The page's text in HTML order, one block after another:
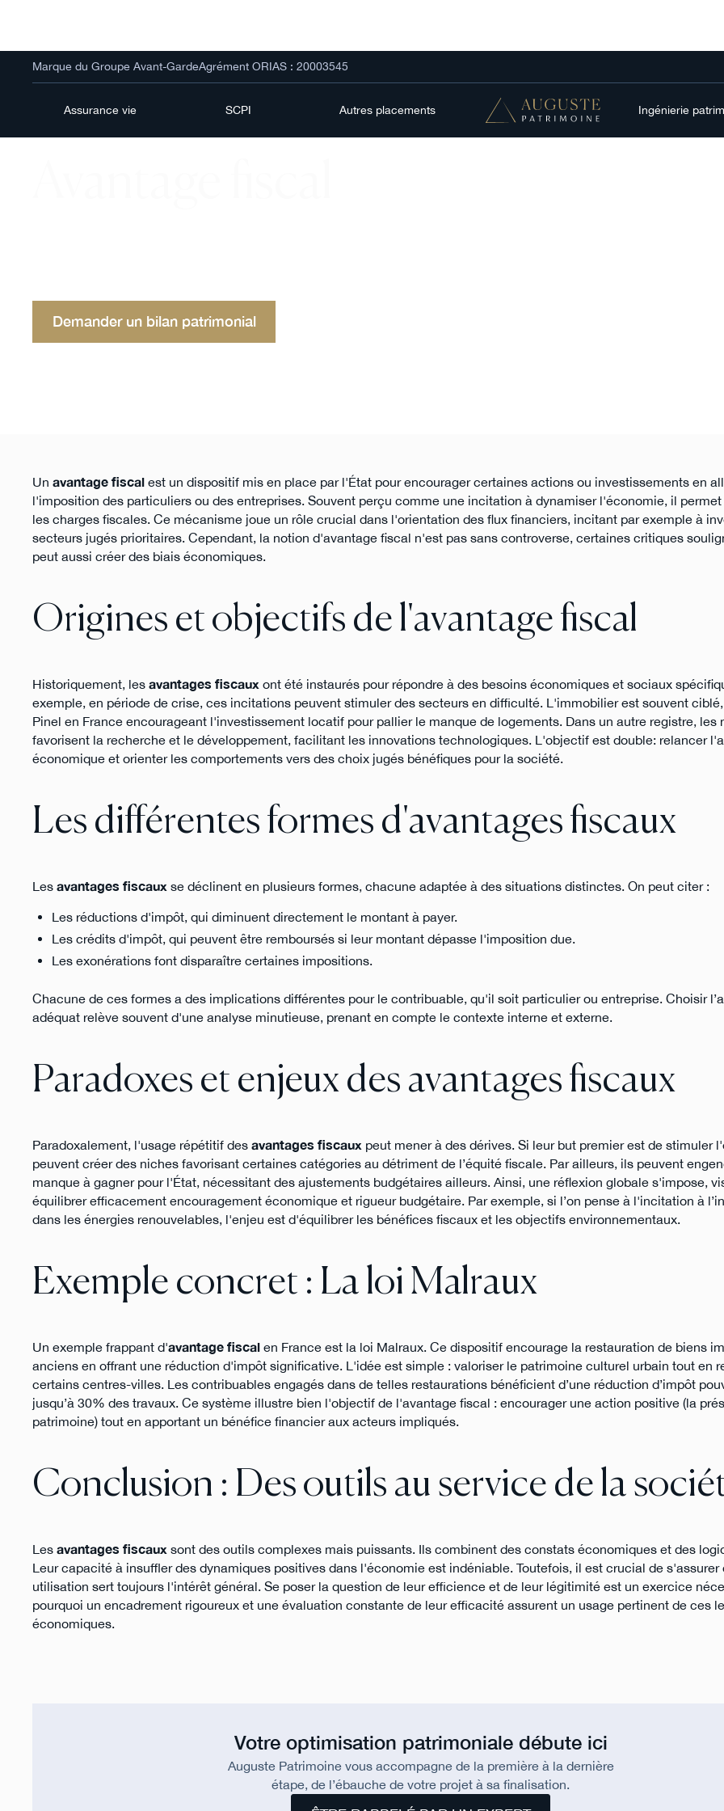
Marque du Groupe Avant-GardeAgrément ORIAS : 20003545
Assurance vie SCPI Autres placements Ingénierie
Demander un bilan patrimonial
Un avantage fiscalest un dispositif mis en place par l'État pour encourager certaines actions ou investissements en
l'imposition des particuliers ou des entreprises. Souvent perçu comme une incitation à dynamiser l'économie, il
les charges fiscales. Ce mécanisme joue un rôle crucial dans l'orientation des flux financiers, incitant par exemple à
secteurs jugés prioritaires. Cependant, la notion d'avantage fiscal n'est pas sans controverse, certaines critiques
peut aussi créer des biais économiques.
Origines et objectifs de l'avantage fiscal
Historiquement, les avantages fiscaux ont été instaurés pour répondre à des besoins économiques et sociaux
exemple, en période de crise, ces incitations peuvent stimuler des secteurs en difficulté. L'immobilier est souvent
Pinel en France encourageant l'investissement locatif pour pallier le manque de logements. Dans un autre registre, les
favorisent la recherche et le développement, facilitant les innovations technologiques. L'objectif est double: relancer
économique et orienter les comportements vers des choix jugés bénéfiques pour la société.
Les différentes formes d'avantages fiscaux
Les avantages fiscaux se déclinent en plusieurs formes, chacune adaptée à des situations distinctes. On peut citer :
Les réductions d'impôt, qui diminuent directement le montant à payer.
Les crédits d'impôt, qui peuvent être remboursés si leur montant dépasse l'imposition due.
Les exonérations font disparaître certaines impositions.
Chacune de ces formes a des implications différentes pour le contribuable, qu'il soit particulier ou entreprise. Choisir
adéquat relève souvent d'une analyse minutieuse, prenant en compte le contexte interne et externe.
Paradoxes et enjeux des avantages fiscaux
Paradoxalement, l'usage répétitif des avantages fiscaux peut mener à des dérives. Si leur but premier est de stimuler
peuvent créer des niches favorisant certaines catégories au détriment de l’équité fiscale. Par ailleurs, ils peuvent
manque à gagner pour l'État, nécessitant des ajustements budgétaires ailleurs. Ainsi, une réflexion globale s'impose,
équilibrer efficacement encouragement économique et rigueur budgétaire. Par exemple, si l’on pense à l'incitation à
dans les énergies renouvelables, l'enjeu est d'équilibrer les bénéfices fiscaux et les objectifs environnementaux.
Exemple concret : La loi Malraux
Un exemple frappant d'avantage fiscalen France est la loi Malraux. Ce dispositif encourage la restauration de biens
anciens en offrant une réduction d'impôt significative. L'idée est simple : valoriser le patrimoine culturel urbain tout en
certains centres-villes. Les contribuables engagés dans de telles restaurations bénéficient d’une réduction d’impôt
jusqu’à 30% des travaux. Ce système illustre bien l'objectif de l'avantage fiscal : encourager une action positive (la
patrimoine) tout en apportant un bénéfice financier aux acteurs impliqués.
Conclusion : Des outils au service de la
Les avantages fiscaux sont des outils complexes mais puissants. Ils combinent des constats économiques et des
Leur capacité à insuffler des dynamiques positives dans l'économie est indéniable. Toutefois, il est crucial de s'assurer
utilisation sert toujours l'intérêt général. Se poser la question de leur efficience et de leur légitimité est un exercice
pourquoi un encadrement rigoureux et une évaluation constante de leur efficacité assurent un usage pertinent de ces
économiques.
Votre optimisation patrimoniale débute ici
Auguste Patrimoine vous accompagne de la première à la dernière
étape, de l’ébauche de votre projet à sa finalisation.